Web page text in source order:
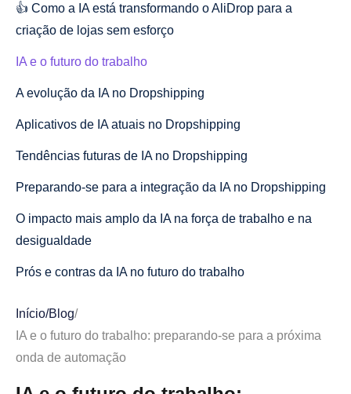
👍 Como a IA está transformando o AliDrop para a
criação de lojas sem esforço
IA e o futuro do trabalho
A evolução da IA no Dropshipping
Aplicativos de IA atuais no Dropshipping
Tendências futuras de IA no Dropshipping
Preparando-se para a integração da IA no Dropshipping
O impacto mais amplo da IA na força de trabalho e na
desigualdade
Prós e contras da IA no futuro do trabalho
Contras da IA no local de trabalho
Conclusão
Início/Blog/
IA e o futuro do trabalho: preparando-se para a próxima
onda de automação